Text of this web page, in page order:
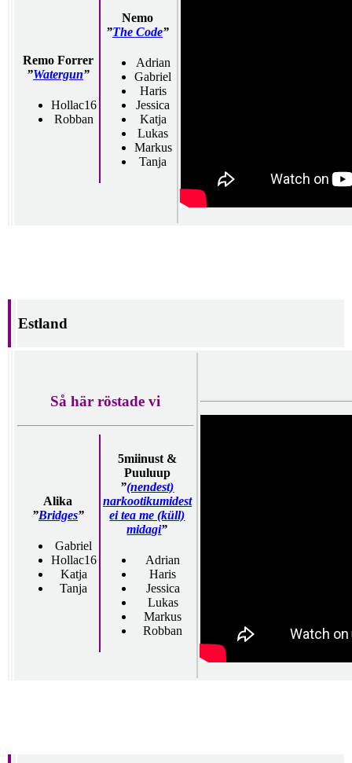
Remo Forrer
”Watergun”
Hollac16
Robban
Nemo
”The Code”
Adrian
Gabriel
Haris
Jessica
Katja
Lukas
Markus
Tanja
Estland
Så här röstade vi
Alika
”Bridges”
Gabriel
Hollac16
Katja
Tanja
5miinust &
Puuluup
”(nendest)
narkootikumidest
ei tea me (küll)
midagi”
Adrian
Haris
Jessica
Lukas
Markus
Robban